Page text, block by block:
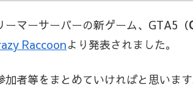
マーサーバーの新ゲーム、GTA5（
Raccoonより発表されました。
者等をまとめていければと思います